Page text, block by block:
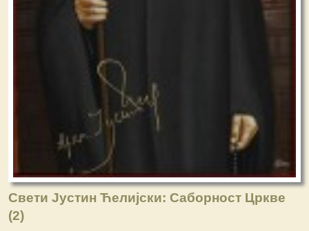
Свети Јустин Ћелијски: Саборност Цркве
(2)